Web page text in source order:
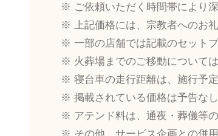
ご依頼いただく時間帯により
上記価格には、宗教者へのお
一部の店舗では記載のセット
火葬場までのご移動について
寝台車の走行距離は、施行予
掲載されている価格は予告な
アテンド料は、通夜・葬儀等